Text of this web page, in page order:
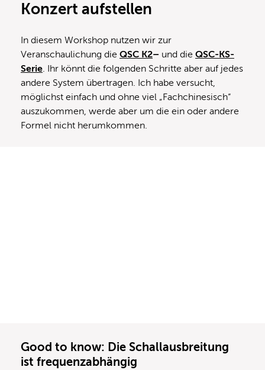
Konzert aufstellen
In diesem Workshop nutzen wir zur
Veranschaulichung die QSC K2– und die QSC-KS-
Serie. Ihr könnt die folgenden Schritte aber auf jedes
andere System übertragen. Ich habe versucht,
möglichst einfach und ohne viel „Fachchinesisch“
auszukommen, werde aber um die ein oder andere
Formel nicht herumkommen.
Good to know: Die Schallausbreitung
ist frequenzabhängig